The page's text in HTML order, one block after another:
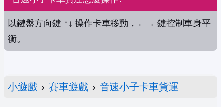
以鍵盤方向鍵 ↑↓ 操作卡車移動，←→ 鍵控制車身平
衡。
小遊戲 › 賽車遊戲 › 音速小子卡車貨運